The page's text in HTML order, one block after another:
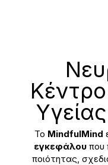
Κέντρο
Το MindfulMind
εγκεφάλου που
ποιότητας,